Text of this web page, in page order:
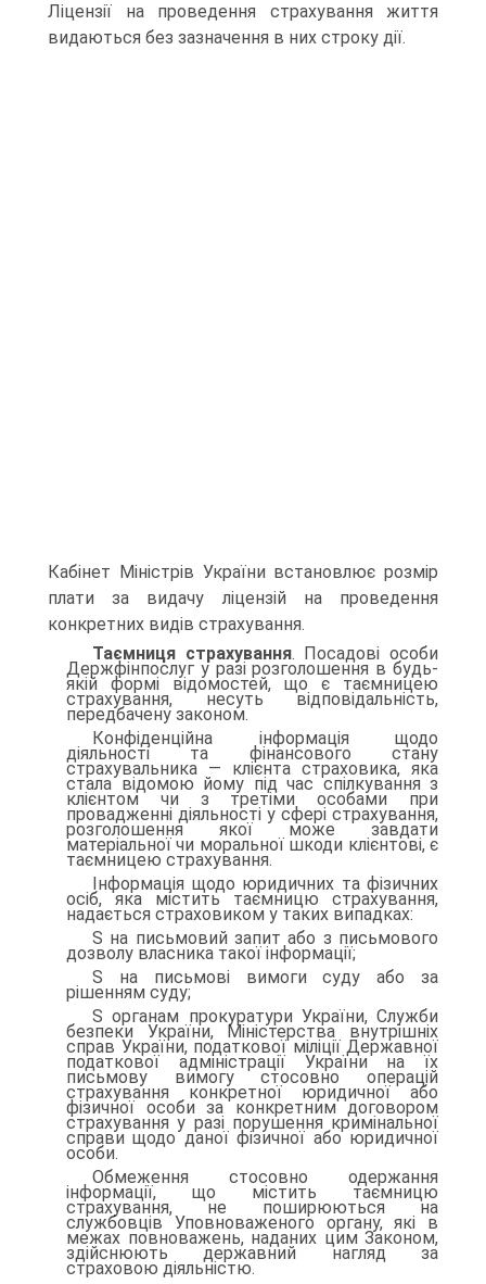
Ліцензії на проведення страхування життя
видаються без зазначення в них строку дії.
Кабінет Міністрів України встановлює розмір
плати за видачу ліцензій на проведення
конкретних видів страхування.
Таємниця страхування. Посадові особи
Держфінпослуг у ра­зі розголошення в будь-
якій формі відомостей, що є таємницею
страхування, несуть відповідальність,
передбачену законом.
Конфіденційна інформація щодо
діяльності та фінансового стану
страхувальника — клієнта страховика, яка
стала відомою йому під час спілкування з
клієнтом чи з третіми особами при
провадженні діяльності у сфері страхування,
розголошення якої може завдати
матеріальної чи моральної шкоди клієнтові, є
таєм­ницею страхування.
Інформація щодо юридичних та фізичних
осіб, яка містить та­ємницю страхування,
надається страховиком у таких випадках:
S на письмовий запит або з письмового
дозволу власника та­кої інформації;
S на письмові вимоги суду або за
рішенням суду;
S органам прокуратури України, Служби
безпеки України, Міністерства внутрішніх
справ України, податкової міліції Державної
податкової адміністрації України на їх
письмову вимогу стосовно операцій
страхування конкретної юридичної або
фізичної особи за конкретним договором
страхування у разі порушення кримінальної
справи щодо даної фізичної або юри­дичної
особи.
Обмеження стосовно одержання
інформації, що містить таєм­ницю
страхування, не поширюються на
службовців Уповноваже­ного органу, які в
межах повноважень, наданих цим Законом,
здійснюють державний нагляд за
страховою діяльністю.